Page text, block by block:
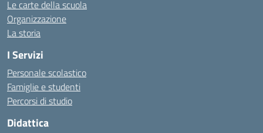
Le carte della scuola
Organizzazione
La storia
I Servizi
Personale scolastico
Famiglie e studenti
Percorsi di studio
Didattica